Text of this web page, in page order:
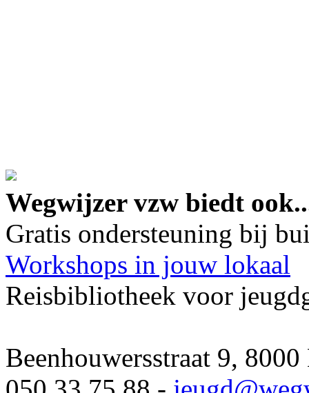
Wegwijzer vzw biedt
Gratis ondersteuning bij
Workshops in jouw lokaal
Reisbibliotheek voor
Beenhouwersstraat 9,